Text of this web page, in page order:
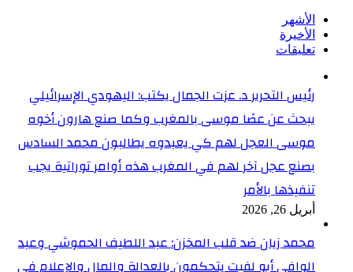
الأشهر
الأخيرة
تعليقات
رئيس التحرير د. عزت الجمال يكتب: اليهودي الإسرائيلي
يبحث عن عصًا موسى بالمغرب وكما صنع هارون أخوه
موسى العجل لهم كي يعبدوه يطالبون محمد السادس
بصنع عجل آخر لهم في المغرب هذه أوامر توراتية يجب
تنفيذها بالأمر
أبريل 26, 2026
محمد زيان ضد قلب المخزن: عبد اللطيف الحموشي وعبد
الوافي أبو لفيت يتحكمون بالعدالة والمال والإعلام في